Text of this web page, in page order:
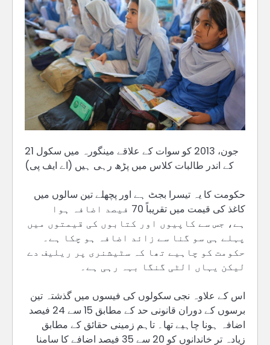
21 جون، 2013 کو سوات کے علاقے مینگورہ میں سکول
کے اندر طالبات کلاس میں پڑھ رہی ہیں (اے ایف پی)
حکومت کا یہ تیسرا بجٹ ہے اور پچھلے تین سالوں میں
کاغذ کی قیمت میں تقریباً 70 فیصد اضافہ ہوا
ہے، جس سے کاپیوں اور کتابوں کی قیمتوں میں
پہلے ہی سو گنا سے زائد اضافہ ہو چکا ہے۔
حکومت کو چاہیے تھا کہ سٹیشنری پر ریلیف دے
لیکن یہاں الٹی گنگا بہہ رہی ہے۔
اس کے علاوہ نجی سکولوں کی فیسوں میں گذشتہ تین
برسوں کے دوران قانونی حد کے مطابق 15 سے 24 فیصد
اضافہ ہونا چاہیے تھا۔ تاہم زمینی حقائق کے مطابق
زیادہ تر خاندانوں کو 20 سے 35 فیصد اضافے کا سامنا